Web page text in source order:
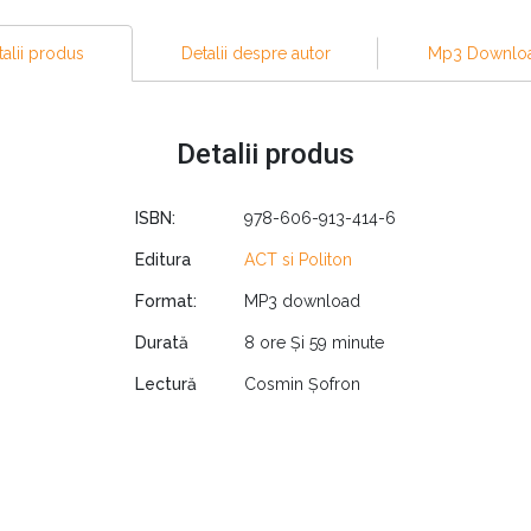
executivi de la Intel, Cisco, Chevron, Hewlett-Packard,
meu în comunicare”) de pe Forbes.com.
la TED, atunci această carte este Biblia ta. Dacă nu
carte este, totuși, printre cele mai valoroase pe
un vorbitor în public mai bun. Și nu trebuie neapărat să te
Potrivit lui Gallo, nu poți fi un bun antreprenor fără a
produs Detalii despre autor Mp3
Detalii produs
ISBN: 978-606-913-414-6
Editura ACT si Politon
Format: MP3 download
Durată 8 ore Și 59 minute
Lectură Cosmin Șofron